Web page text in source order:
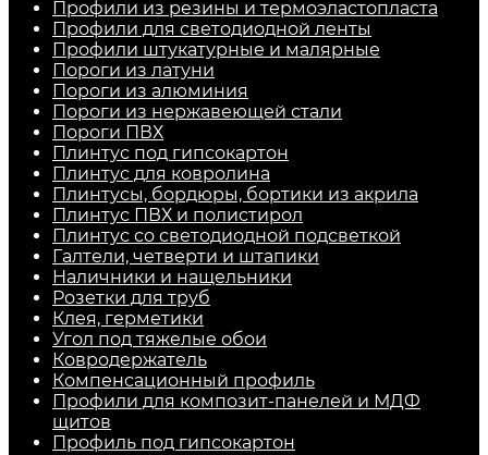
Профили из резины и термоэластопласта
Профили для светодиодной ленты
Профили штукатурные и малярные
Пороги из латуни
Пороги из алюминия
Пороги из нержавеющей стали
Пороги ПВХ
Плинтус под гипсокартон
Плинтус для ковролина
Плинтусы, бордюры, бортики из акрила
Плинтус ПВХ и полистирол
Плинтус со светодиодной подсветкой
Галтели, четверти и штапики
Наличники и нащельники
Розетки для труб
Клея, герметики
Угол под тяжелые обои
Ковродержатель
Компенсационный профиль
Профили для композит-панелей и МДФ
щитов
Профиль под гипсокартон